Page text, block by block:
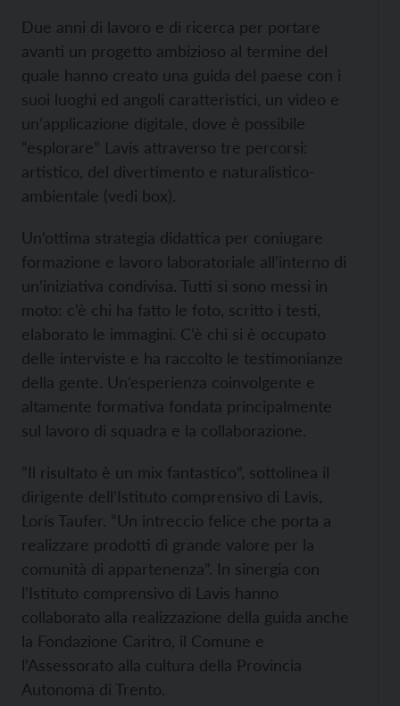
Due anni di lavoro e di ricerca per portare
avanti un progetto ambizioso al termine del
quale hanno creato una guida del paese con i
suoi luoghi ed angoli caratteristici, un video e
un’applicazione digitale, dove è possibile
“esplorare” Lavis attraverso tre percorsi:
artistico, del divertimento e naturalistico-
ambientale (vedi box).
Un’ottima strategia didattica per coniugare
formazione e lavoro laboratoriale all’interno di
un’iniziativa condivisa. Tutti si sono messi in
moto: c’è chi ha fatto le foto, scritto i testi,
elaborato le immagini. C’è chi si è occupato
delle interviste e ha raccolto le testimonianze
della gente. Un’esperienza coinvolgente e
altamente formativa fondata principalmente
sul lavoro di squadra e la collaborazione.
“Il risultato è un mix fantastico”, sottolinea il
dirigente dell’Istituto comprensivo di Lavis,
Loris Taufer. “Un intreccio felice che porta a
realizzare prodotti di grande valore per la
comunità di appartenenza”. In sinergia con
l’Istituto comprensivo di Lavis hanno
collaborato alla realizzazione della guida anche
la Fondazione Caritro, il Comune e
l’Assessorato alla cultura della Provincia
Autonoma di Trento.